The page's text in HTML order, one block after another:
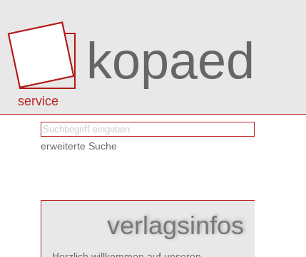
kopaed
service
erweiterte Suche
verlagsinfos